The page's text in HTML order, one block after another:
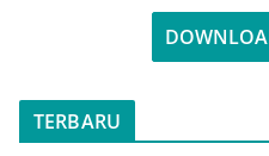
TERBARU